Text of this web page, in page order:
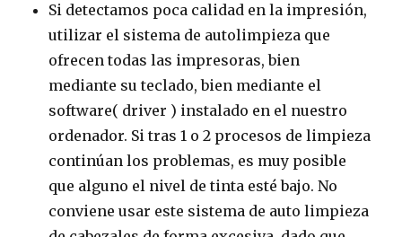
Si detectamos poca calidad en la impresión,
utilizar el sistema de autolimpieza que
ofrecen todas las impresoras, bien
mediante su teclado, bien mediante el
software( driver ) instalado en el nuestro
ordenador. Si tras 1 o 2 procesos de limpieza
continúan los problemas, es muy posible
que alguno el nivel de tinta esté bajo. No
conviene usar este sistema de auto limpieza